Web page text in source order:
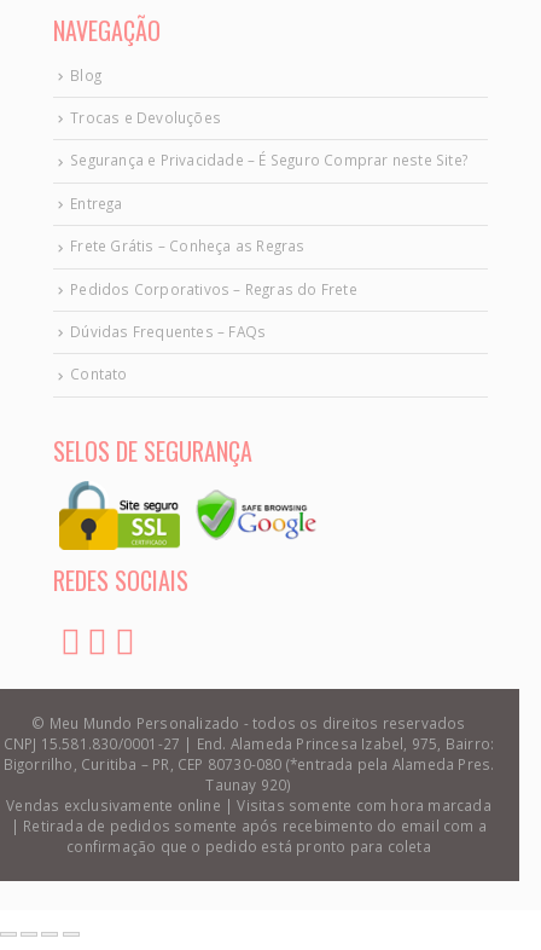
NAVEGAÇÃO
Blog
Trocas e Devoluções
Segurança e Privacidade – É Seguro Comprar neste Site?
Entrega
Frete Grátis – Conheça as Regras
Pedidos Corporativos – Regras do Frete
Dúvidas Frequentes – FAQs
Contato
SELOS DE SEGURANÇA
REDES SOCIAIS
© Meu Mundo Personalizado - todos os direitos reservados
CNPJ 15.581.830/0001-27 | End. Alameda Princesa Izabel, 975, Bairro:
Bigorrilho, Curitiba – PR, CEP 80730-080 (*entrada pela Alameda Pres.
Taunay 920)
Vendas exclusivamente online | Visitas somente com hora marcada
| Retirada de pedidos somente após recebimento do email com a
confirmação que o pedido está pronto para coleta